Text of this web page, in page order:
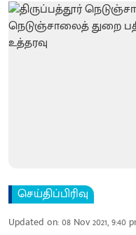
செய்திப்பிரிவு
Updated on:08 Nov 2021, 9:40